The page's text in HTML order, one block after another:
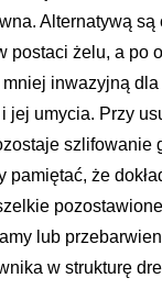
Alternatywą
postaci żelu, a
inwazyjną
jej umycia. Przy
szlifowanie
że
lub
w strukturę